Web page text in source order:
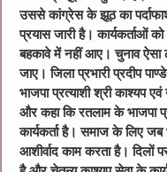
उससे कांग्रेस के झूठ का
प्रयास जारी है। कार्यकर्ताओं
बहकावे में नहीं आए। चुनाव ऐसा
जाए। जिला प्रभारी प्रदीप
भाजपा प्रत्याशी श्री काश्यप
और कहा कि रतलाम के भाजपा
कार्यकर्ता है। समाज के लिए
आशीर्वाद काम करता है। दिलों